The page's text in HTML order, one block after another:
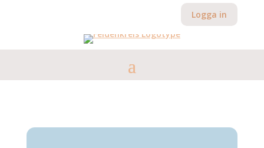
Logga in